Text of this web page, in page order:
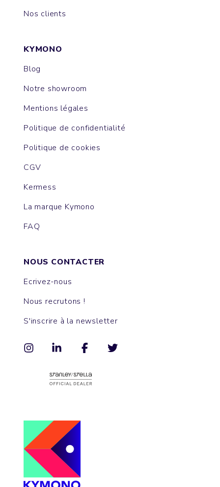
Nos clients
KYMONO
Blog
Notre showroom
Mentions légales
Politique de confidentialité
Politique de cookies
CGV
Kermess
La marque Kymono
FAQ
NOUS CONTACTER
Ecrivez-nous
Nous recrutons !
S'inscrire à la newsletter